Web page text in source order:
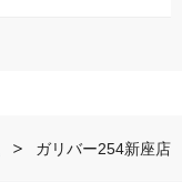
ガリバー254新座店